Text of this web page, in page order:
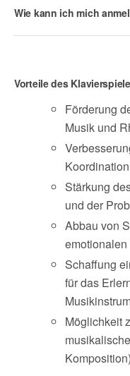
Wie kann ich mich
Vorteile des
Förderung
Musik und
Koordination
Stärkung
und der
Abbau von
Schaffung
für das
Möglichkeit
Komposition)​